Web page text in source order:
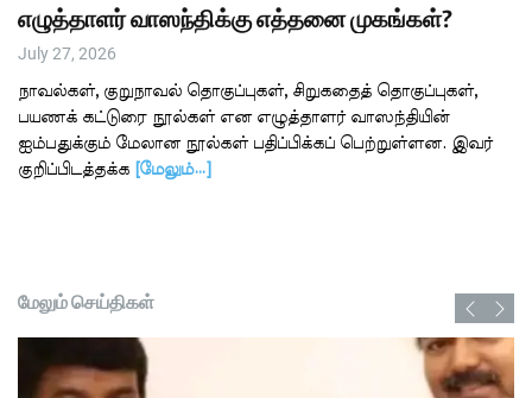
எழுத்தாளர் வாஸந்திக்கு எத்தனை முகங்கள்?
July 27, 2026
நாவல்கள், குறுநாவல் தொகுப்புகள், சிறுகதைத் தொகுப்புகள்,
பயணக் கட்டுரை நூல்கள் என எழுத்தாளர் வாஸந்தியின்
ஐம்பதுக்கும் மேலான நூல்கள் பதிப்பிக்கப் பெற்றுள்ளன. இவர்
குறிப்பிடத்தக்க
[மேலும்…]
மேலும் செய்திகள்